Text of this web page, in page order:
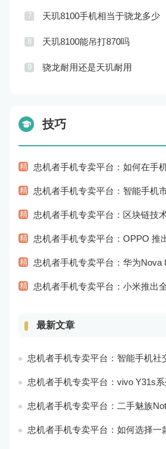
7 天玑8100手机相当于骁龙多少
8 天玑8100能吊打870吗
9 骁龙耐用还是天玑耐用
技巧
精 忠机者手机专卖平台：如何在手
精 忠机者手机专卖平台：智能手机
精 忠机者手机专卖平台：区块链技术将
精 忠机者手机专卖平台：OPPO 推出全新 A74 手机，采
精 忠机者手机专卖平台：华为Nova
精 忠机者手机专卖平台：小米推出
最新文章
忠机者手机专卖平台：智能手机社
忠机者手机专卖平台：vivo Y31s系列市场
忠机者手机专卖平台：二手魅族Note9市场
忠机者手机专卖平台：如何选择一款好的二手